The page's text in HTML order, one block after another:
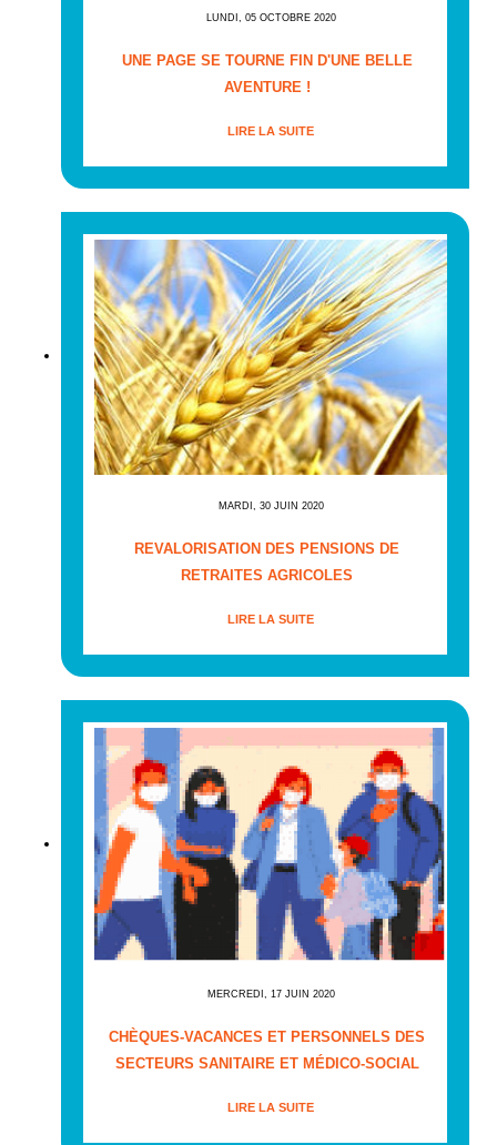
LUNDI, 05 OCTOBRE 2020
UNE PAGE SE TOURNE FIN D'UNE BELLE
AVENTURE !
LIRE LA SUITE
MARDI, 30 JUIN 2020
REVALORISATION DES PENSIONS DE
RETRAITES AGRICOLES
LIRE LA SUITE
MERCREDI, 17 JUIN 2020
CHÈQUES-VACANCES ET PERSONNELS DES
SECTEURS SANITAIRE ET MÉDICO-SOCIAL
LIRE LA SUITE